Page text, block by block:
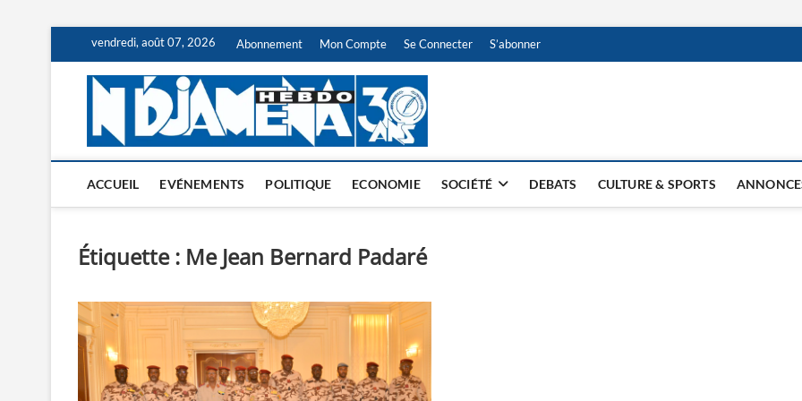
content
vendredi, août 07, 2026 Abonnement Mon Compte Se Connecter S’abonner
NDJAMENA HEBDO
ACCUEIL EVÉNEMENTS POLITIQUE ECONOMIE SOCIÉTÉ DEBATS CULTURE & SPORTS
Étiquette : Me Jean Bernard Padaré